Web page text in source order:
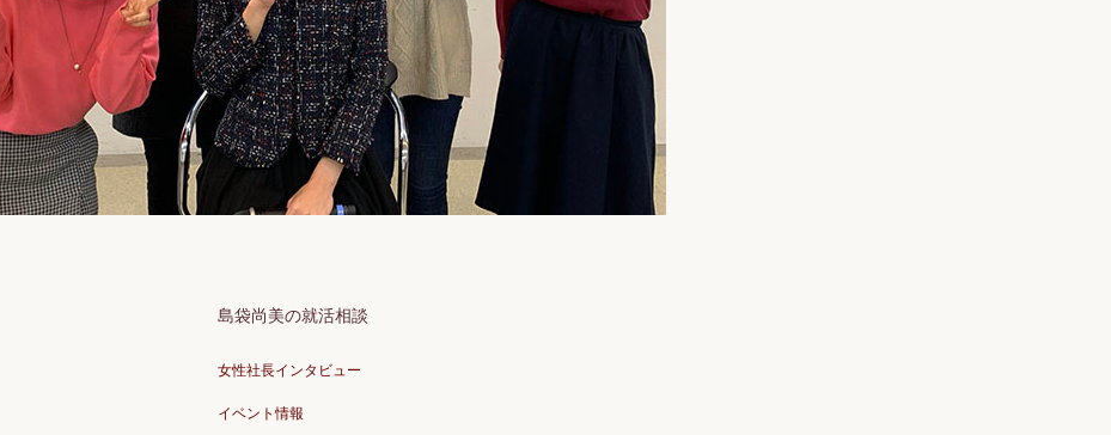
島袋尚美の就活相談
女性社長インタビュー
イベント情報